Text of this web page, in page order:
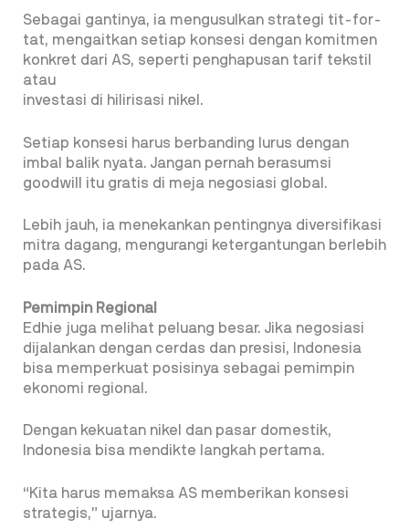
Sebagai gantinya, ia mengusulkan strategi tit-for-
tat, mengaitkan setiap konsesi dengan komitmen
konkret dari AS, seperti penghapusan tarif tekstil
atau
investasi di hilirisasi nikel.
Setiap konsesi harus berbanding lurus dengan
imbal balik nyata. Jangan pernah berasumsi
goodwill itu gratis di meja negosiasi global.
Lebih jauh, ia menekankan pentingnya diversifikasi
mitra dagang, mengurangi ketergantungan berlebih
pada AS.
Pemimpin Regional
Edhie juga melihat peluang besar. Jika negosiasi
dijalankan dengan cerdas dan presisi, Indonesia
bisa memperkuat posisinya sebagai pemimpin
ekonomi regional.
Dengan kekuatan nikel dan pasar domestik,
Indonesia bisa mendikte langkah pertama.
“Kita harus memaksa AS memberikan konsesi
strategis,” ujarnya.